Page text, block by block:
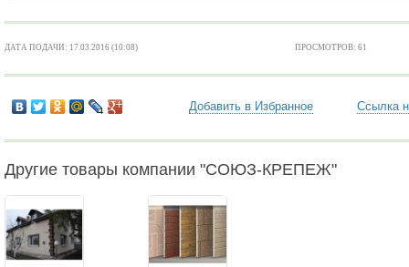
ДАТА ПОДАЧИ: 17.03.2016 (10:08) ПРОСМОТРОВ: 61
Добавить в Избранное Ссылка
Другие товары компании "СОЮЗ-КРЕПЕЖ"